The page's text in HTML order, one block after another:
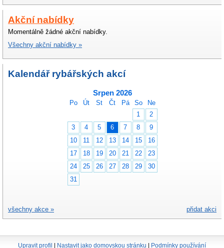
Akční nabídky
Momentálně žádné akční nabídky.
Všechny akční nabídky »
Kalendář rybářských akcí
Srpen 2026
Po Út St Čt Pá So
Ne
1
2
3
4 5 6 7 8
9
10
11 12 13 14 15
16
17
18 19 20 21 22
23
24
25 26 27 28 29
30
31
přidat akci
všechny akce »
Upravit profil Nastavit jako domovskou stránku Podmínky používání